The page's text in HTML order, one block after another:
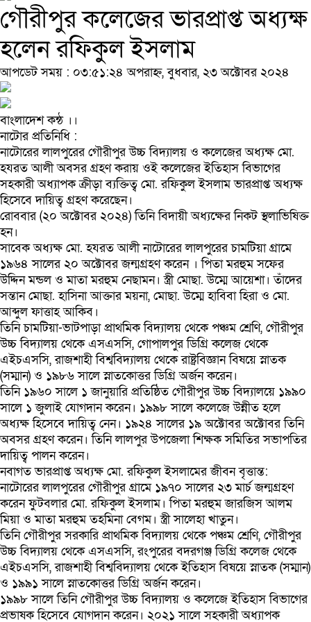
গৌরীপুর কলেজের ভারপ্রাপ্ত অধ্যক্ষ
হলেন রফিকুল ইসলাম
আপডেট সময় : ০৩:৫১:২৪ অপরাহ্ন, বুধবার, ২৩ অক্টোবর ২০২৪
বাংলাদেশ কন্ঠ ।।‍
নাটোর প্রতিনিধি :
নাটোরের লালপুরের গৌরীপুর উচ্চ বিদ্যালয় ও কলেজের অধ্যক্ষ মো.
হযরত আলী অবসর গ্রহণ করায় ওই কলেজের ইতিহাস বিভাগের
সহকারী অধ্যাপক ক্রীড়া ব্যক্তিত্ব মো. রফিকুল ইসলাম ভারপ্রাপ্ত অধ্যক্ষ
হিসেবে দায়িত্ব গ্রহণ করেছেন।
রোববার (২০ অক্টোবর ২০২৪) তিনি বিদায়ী অধ্যক্ষের নিকট স্থলাভিষিক্ত
হন।
সাবেক অধ্যক্ষ মো. হযরত আলী নাটোরের লালপুরের চামটিয়া গ্রামে
১৯৬৪ সালের ২০ অক্টোবর জন্মগ্রহণ করেন । পিতা মরহুম সফের
উদ্দিন মন্ডল ও মাতা মরহুম নেছামন। স্ত্রী মোছা. উম্মে আয়েশা। তাঁদের
সন্তান মোছা. হাসিনা আক্তার ময়না, মোছা. উম্মে হাবিবা হিরা ও মো.
আব্দুল ফাত্তাহ আকিব।
তিনি চামটিয়া-ভাটপাড়া প্রাথমিক বিদ্যালয় থেকে পঞ্চম শ্রেণি, গৌরীপুর
উচ্চ বিদ্যালয় থেকে এসএসসি, গোপালপুর ডিগ্রি কলেজ থেকে
এইচএসসি, রাজশাহী বিশ্ববিদ্যালয় থেকে রাষ্ট্রবিজ্ঞান বিষয়ে স্নাতক
(সম্মান) ও ১৯৮৬ সালে স্নাতকোত্তর ডিগ্রি অর্জন করেন।
তিনি ১৯৬০ সালে ১ জানুয়ারি প্রতিষ্ঠিত গৌরীপুর উচ্চ বিদ্যালয়ে ১৯৯০
সালে ১ জুলাই যোগদান করেন। ১৯৯৮ সালে কলেজে উন্নীত হলে
অধ্যক্ষ হিসেবে দায়িত্ব নেন। ১৯২৪ সালের ১৯ অক্টোবর অক্টোবর তিনি
অবসর গ্রহণ করেন। তিনি লালপুর উপজেলা শিক্ষক সমিতির সভাপতির
দায়িত্ব পালন করেন।
নবাগত ভারপ্রাপ্ত অধ্যক্ষ মো. রফিকুল ইসলামের জীবন বৃত্তান্ত:
নাটোরের লালপুরের গৌরীপুর গ্রামে ১৯৭০ সালের ২৩ মার্চ জন্মগ্রহণ
করেন ফুটবলার মো. রফিকুল ইসলাম। পিতা মরহুম জারজিস আলম
মিয়া ও মাতা মরহুম তহমিনা বেগম। স্ত্রী সালেহা খাতুন।
তিনি গৌরীপুর সরকারি প্রাথমিক বিদ্যালয় থেকে পঞ্চম শ্রেণি, গৌরীপুর
উচ্চ বিদ্যালয় থেকে এসএসসি, রংপুরের বদরগঞ্জ ডিগ্রি কলেজ থেকে
এইচএসসি, রাজশাহী বিশ্ববিদ্যালয় থেকে ইতিহাস বিষয়ে স্নাতক (সম্মান)
ও ১৯৯১ সালে স্নাতকোত্তর ডিগ্রি অর্জন করেন।
১৯৯৮ সালে তিনি গৌরীপুর উচ্চ বিদ্যালয় ও কলেজে ইতিহাস বিভাগের
প্রভাষক হিসেবে যোগদান করেন। ২০২১ সালে সহকারী অধ্যাপক